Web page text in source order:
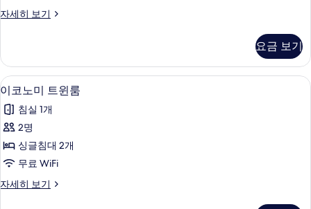
룸
진
모
두
보
기
자세히 보기
스
더
블
룸
자
세
히
기
요금 보기
이
코
노
미
트
룸
이코노미 트윈룸 | 책상, 방음 설비, 다
4
이코노미 트윈룸
침실 1개
2명
싱글침대 2개
무료 WiFi
자세히 보기
이